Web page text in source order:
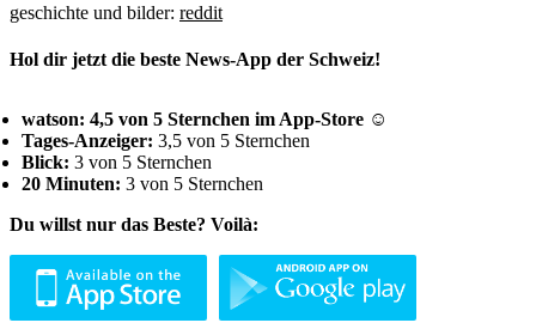
geschichte und bilder: reddit
Hol dir jetzt die beste News-App der Schweiz!
watson: 4,5 von 5 Sternchen im App-Store ☺
Tages-Anzeiger: 3,5 von 5 Sternchen
Blick: 3 von 5 Sternchen
20 Minuten: 3 von 5 Sternchen
Du willst nur das Beste? Voilà: